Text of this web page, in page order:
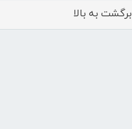
برگشت به بالا